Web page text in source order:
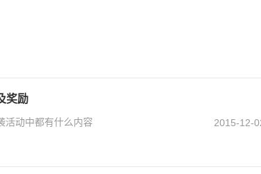
奖励
活动中都有什么内容
2015-12-